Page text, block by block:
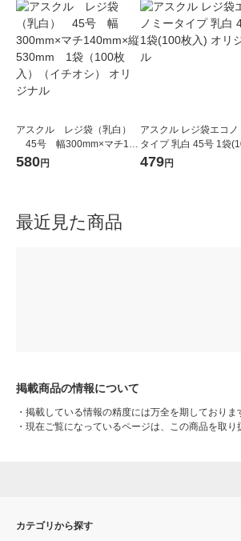
アスクル レジ袋（乳白）
45号 幅300mm×マチ140
mm×縦530mm 1袋（100
580円
アスクル レジ袋エコノ
タイプ 乳白 45号 1袋
入) オリジナル
479円
最近見た商品
掲載商品の情報について
・ 掲載している情報の精度には万全を期しており
・ 現在ご覧になっているページは、この商品を取
カテゴリから探す